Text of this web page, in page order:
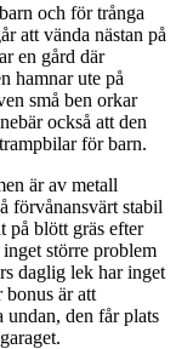
och för trånga
att vända nästan på
en gård där
hamnar ute på
små ben orkar
också att den
för barn.
är av metall
förvånansvärt stabil
på blött gräs efter
större problem
daglig lek har inget
är att
undan, den får plats